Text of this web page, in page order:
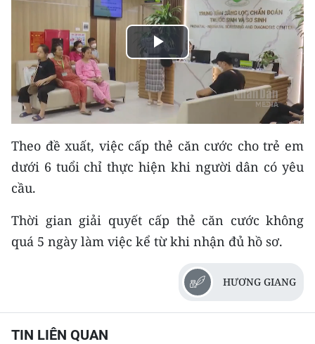
Y TẾ
KHOA HỌC - CÔNG NGHỆ
MÔI TRƯỜNG
BẠN ĐỌC
KIỂM CHỨNG THÔNG TIN
TRI THỨC CHUYÊN SÂU
54 DÂN TỘC VIỆT NAM
CHƯƠNG TRÌNH OCOP - MỖI XÃ
Play
Video
Theo đề xuất, việc cấp thẻ căn cước cho trẻ em
dưới 6 tuổi chỉ thực hiện khi người dân có yêu
cầu.
Thời gian giải quyết cấp thẻ căn cước không
quá 5 ngày làm việc kể từ khi nhận đủ hồ sơ.
HƯƠNG GIANG
TIN LIÊN QUAN